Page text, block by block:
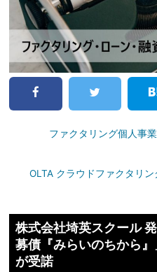
ファクタリング個人事
OLTA クラウドファクタリ
株式会社埼英スクール
募債『みらいのちから
が受諾